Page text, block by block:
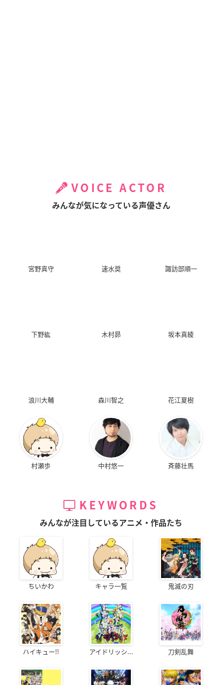
VOICE ACTOR
みんなが気になっている声優さん
宮野真守 速水奨 諏訪部順一
下野紘 木村昴 坂本真綾
浪川大輔 森川智之 花江夏樹
村瀬歩 中村悠一 斉藤壮馬
KEYWORDS
みんなが注目しているアニメ・作品たち
ちいかわ キャラ一覧 鬼滅の刃
ハイキュー!! アイドリッシ... 刀剣乱舞